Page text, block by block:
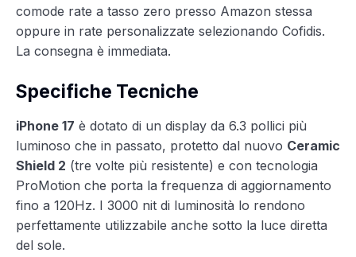
comode rate a tasso zero presso Amazon stessa
oppure in rate personalizzate selezionando Cofidis.
La consegna è immediata.
Specifiche Tecniche
iPhone 17 è dotato di un display da 6.3 pollici più
luminoso che in passato, protetto dal nuovo Ceramic
Shield 2 (tre volte più resistente) e con tecnologia
ProMotion che porta la frequenza di aggiornamento
fino a 120Hz. I 3000 nit di luminosità lo rendono
perfettamente utilizzabile anche sotto la luce diretta
del sole.